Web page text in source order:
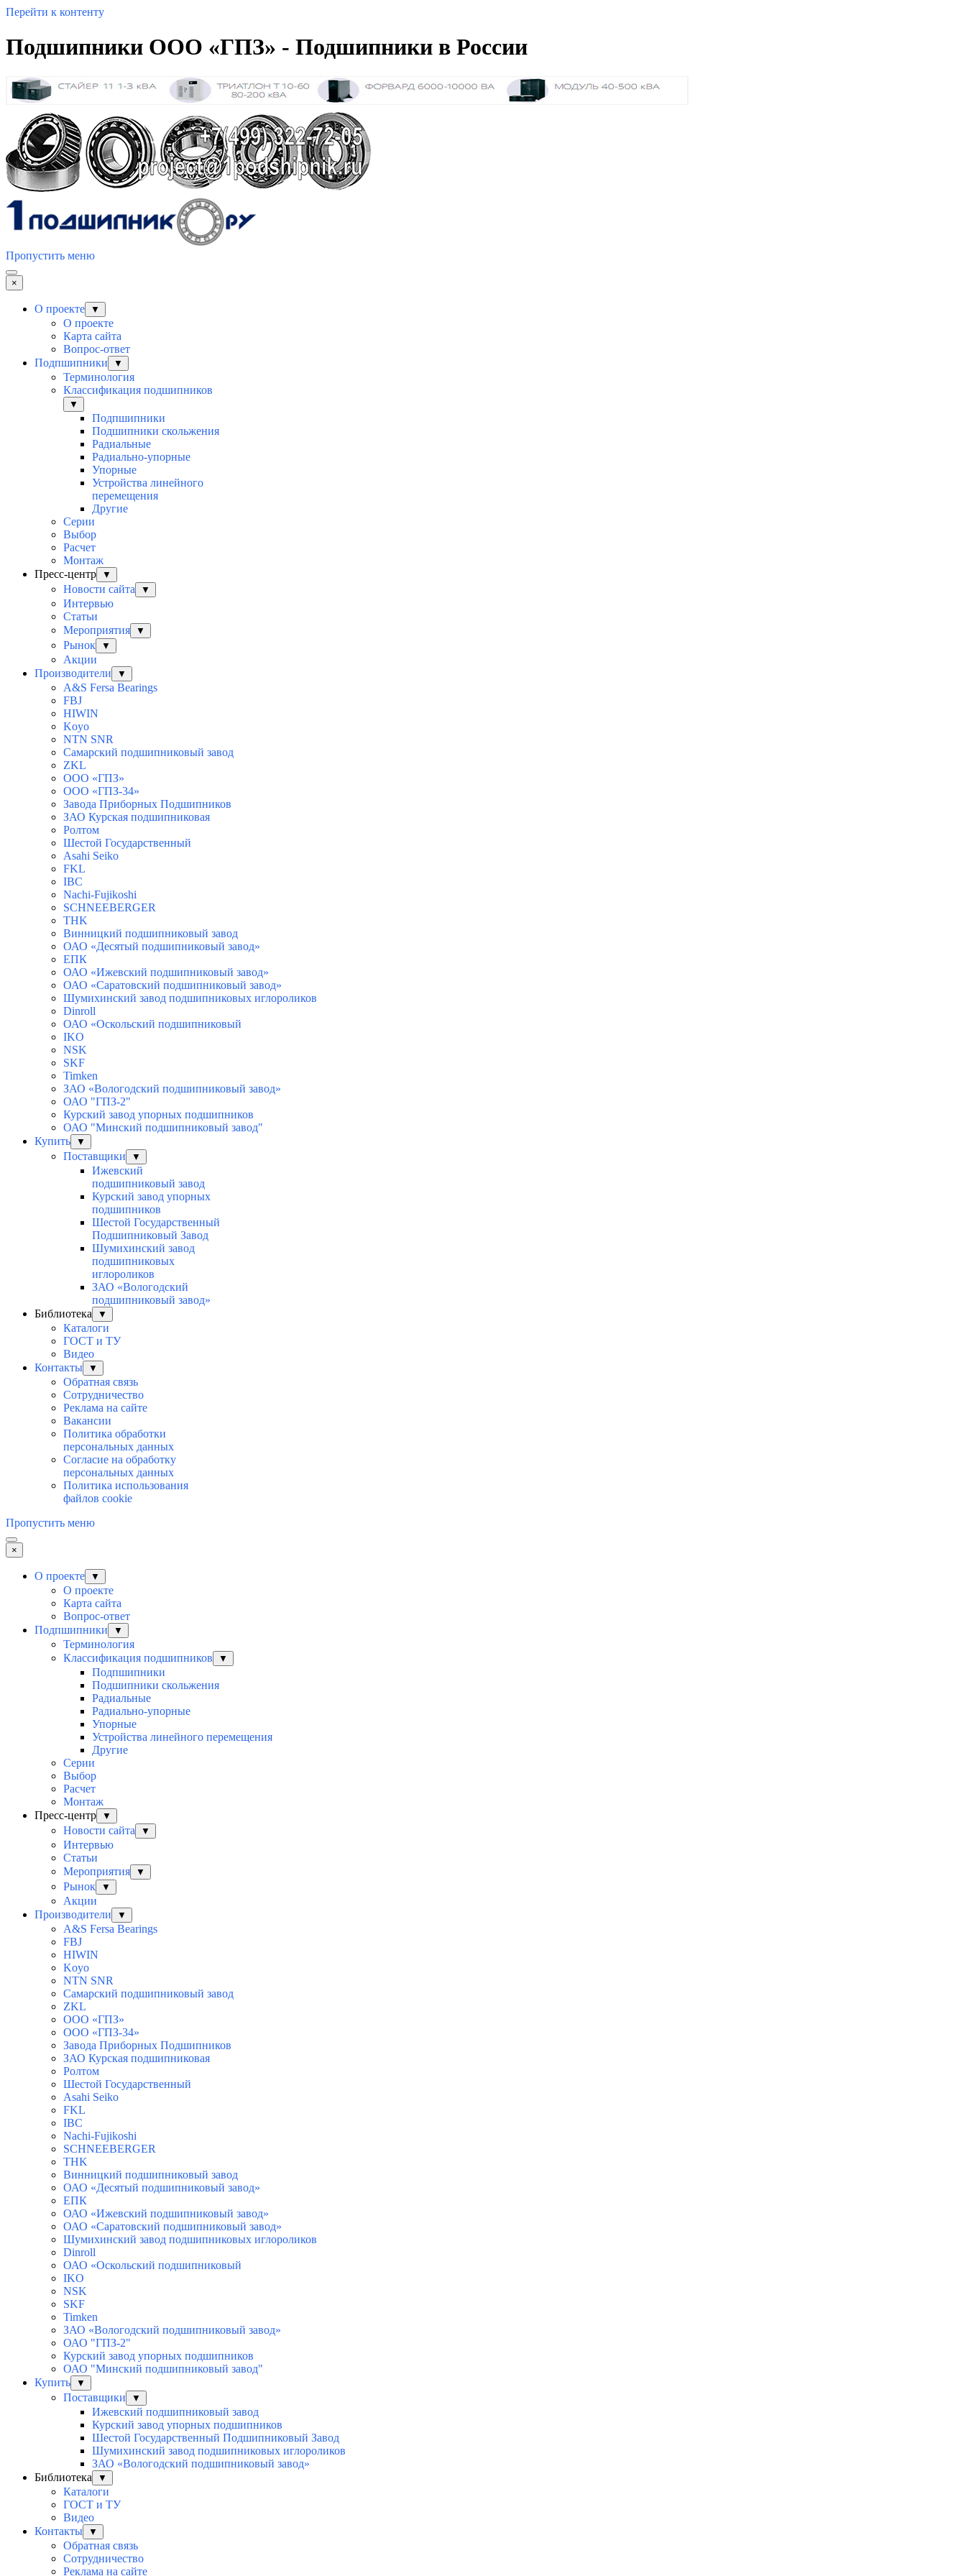
Перейти к контенту
Подшипники ООО «ГПЗ» - Подшипники в России
Пропустить меню
×
О проекте ▼
О проекте
Карта сайта
Вопрос-ответ
Подпшипники
▼
Терминология
Классификация подшипников
▼
Подпшипники
Подшипники скольжения
Радиальные
Радиально-упорные
Упорные
Устройства линейного
перемещения
Другие
Серии
Выбор
Раcчет
Монтаж
Пресс-центр
▼
Новости сайта ▼
Интервью
Статьи
Мероприятия
▼
Рынок ▼
Акции
Производители
▼
A&S Fersa Bearings
FBJ
HIWIN
Koyo
NTN SNR
Самарский подшипниковый завод
ZKL
ООО «ГПЗ»
ООО «ГПЗ-34»
Завода Приборных Подшипников
ЗАО Курская подшипниковая
Ролтом
Шестой Государственный
Asahi Seiko
FKL
IBC
Nachi-Fujikoshi
SCHNEEBERGER
THK
Винницкий подшипниковый завод
ОАО «Десятый подшипниковый завод»
ЕПК
ОАО «Ижевский подшипниковый завод»
ОАО «Саратовский подшипниковый завод»
Шумихинский завод подшипниковых иглороликов
Dinroll
ОАО «Оскольский подшипниковый
IKO
NSK
SKF
Timken
ЗАО «Вологодский подшипниковый завод»
ОАО "ГПЗ-2"
Курский завод упорных подшипников
ОАО "Минский подшипниковый завод"
Купить
▼
Поставщики ▼
Ижевский
подшипниковый завод
Курский завод упорных
подшипников
Шестой Государственный
Подшипниковый Завод
Шумихинский завод
подшипниковых
иглороликов
ЗАО «Вологодский
подшипниковый завод»
Библиотека
▼
Каталоги
ГОСТ и ТУ
Видео
Контакты
▼
Обратная связь
Сотрудничество
Реклама на сайте
Вакансии
Политика обработки
персональных данных
Согласие на обработку
персональных данных
Политика использования
файлов cookie
Пропустить меню
×
О проекте ▼
О проекте
Карта сайта
Вопрос-ответ
Подпшипники
▼
Терминология
Классификация подшипников
▼
Подпшипники
Подшипники скольжения
Радиальные
Радиально-упорные
Упорные
Устройства линейного перемещения
Другие
Серии
Выбор
Раcчет
Монтаж
Пресс-центр
▼
Новости сайта ▼
Интервью
Статьи
Мероприятия
▼
Рынок ▼
Акции
Производители
▼
A&S Fersa Bearings
FBJ
HIWIN
Koyo
NTN SNR
Самарский подшипниковый завод
ZKL
ООО «ГПЗ»
ООО «ГПЗ-34»
Завода Приборных Подшипников
ЗАО Курская подшипниковая
Ролтом
Шестой Государственный
Asahi Seiko
FKL
IBC
Nachi-Fujikoshi
SCHNEEBERGER
THK
Винницкий подшипниковый завод
ОАО «Десятый подшипниковый завод»
ЕПК
ОАО «Ижевский подшипниковый завод»
ОАО «Саратовский подшипниковый завод»
Шумихинский завод подшипниковых иглороликов
Dinroll
ОАО «Оскольский подшипниковый
IKO
NSK
SKF
Timken
ЗАО «Вологодский подшипниковый завод»
ОАО "ГПЗ-2"
Курский завод упорных подшипников
ОАО "Минский подшипниковый завод"
Купить
▼
Поставщики ▼
Ижевский подшипниковый завод
Курский завод упорных подшипников
Шестой Государственный Подшипниковый Завод
Шумихинский завод подшипниковых иглороликов
ЗАО «Вологодский подшипниковый завод»
Библиотека
▼
Каталоги
ГОСТ и ТУ
Видео
Контакты
▼
Обратная связь
Сотрудничество
Реклама на сайте